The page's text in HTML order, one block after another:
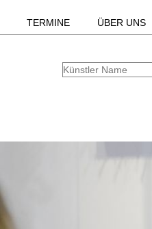
TERMINE ÜBER UNS